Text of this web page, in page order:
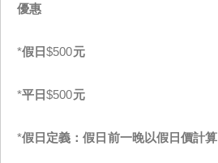
優惠
*假日$500元
*平日$500元
*假日定義：假日前一晚以假日價計算